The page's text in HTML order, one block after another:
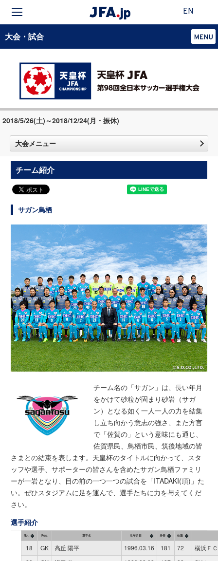
EN
大会・試合
2018/5/26(土)～2018/12/24(月・振休)
大会メニュー
チーム紹介
サガン鳥栖
チーム名の「サガン」は、長い年月
をかけて砂粒が固まり砂岩（サガ
ン）となる如く一人一人の力を結集
し立ち向かう意志の強さ、また方言
で「佐賀の」という意味にも通じ、
佐賀県民、鳥栖市民、筑後地域の皆
さまとの結束を表します。天皇杯のタイトルに向かって、スタ
ッフや選手、サポーターの皆さんを含めたサガン鳥栖ファミリ
ーが一岩となり、目の前の一つ一つの試合を「ITADAKI(頂)」た
い。ぜひスタジアムに足を運んで、選手たちに力を与えてくだ
さい。
選手紹介
No. Pos. 選手名 生年月日 身長 体重
18 GK 高丘 陽平 1996.03.16 181 72
横浜ＦＣ